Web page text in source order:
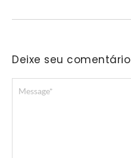
Deixe seu comentário